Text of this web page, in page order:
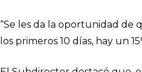
“Se les da la oportunidad de
los primeros 10 días, hay un